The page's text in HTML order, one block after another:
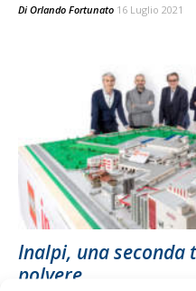
Di Orlando Fortunato 16 Luglio 2021
Inalpi, una
polvere